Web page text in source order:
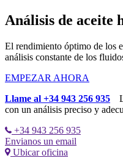
Análisis de aceite
El rendimiento óptimo de los
análisis constante de los
EMPEZAR AHORA
Llame al +34 943 256 935
con un análisis preciso y
+34 943 256 935
Envianos un email
Ubicar oficina